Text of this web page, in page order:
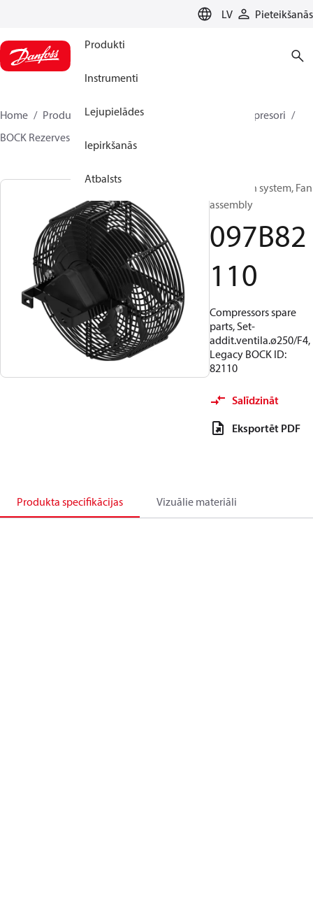
LV Pieteikšanās
Produkti
Instrumenti
Lejupielādes
Iepirkšanās
Atbalsts
Home Produkti Climate Solutions apkurei
Kompresori
BOCK Rezerves daļas un piederumi
BOCK, Fan system, Fan
assembly
097B82
110
Compressors spare
parts, Set-
addit.ventila.ø250/F4,
Legacy BOCK ID:
82110
Salīdzināt
Eksportēt PDF
Produkta specifikācijas Vizuālie materiāli